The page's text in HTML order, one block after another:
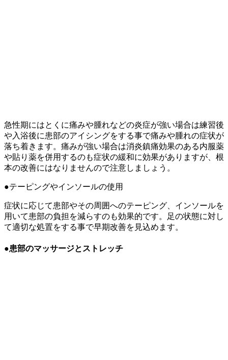
急性期にはとくに痛みや腫れなどの炎症が強い場合は練習後
や入浴後に患部のアイシングをする事で痛みや腫れの症状が
落ち着きます。痛みが強い場合は消炎鎮痛効果のある内服薬
や貼り薬を併用するのも症状の緩和に効果がありますが、根
本の改善にはなりませんので注意しましょう。
●テーピングやインソールの使用
症状に応じて患部やその周囲へのテーピング、インソールを
用いて患部の負担を減らすのも効果的です。足の状態に対し
て適切な処置をする事で早期改善を見込めます。
●患部のマッサージとストレッチ